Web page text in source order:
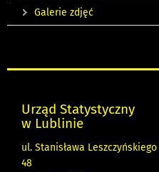
Galerie zdjęć
Urząd Statystyczny
w Lublinie
ul. Stanisława Leszczyńskiego
48